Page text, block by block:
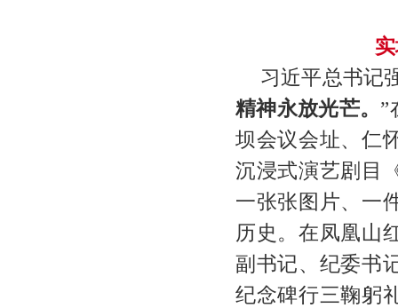
习近平总书记
精神永放光芒。 ”
坝会议会址、仁
沉浸式演艺剧目
一张张图片、一
历史。在凤凰山
副书记、纪委书
纪念碑行三鞠躬